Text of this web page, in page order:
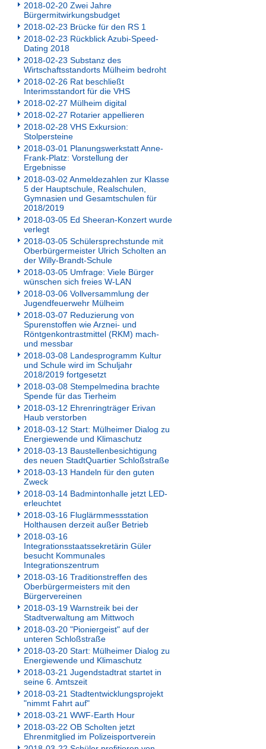
2018-02-20 Zwei Jahre
Bürgermitwirkungsbudget
2018-02-23 Brücke für den RS 1
2018-02-23 Rückblick Azubi-Speed-
Dating 2018
2018-02-23 Substanz des
Wirtschaftsstandorts Mülheim bedroht
2018-02-26 Rat beschließt
Interimsstandort für die VHS
2018-02-27 Mülheim digital
2018-02-27 Rotarier appellieren
2018-02-28 VHS Exkursion:
Stolpersteine
2018-03-01 Planungswerkstatt Anne-
Frank-Platz: Vorstellung der
Ergebnisse
2018-03-02 Anmeldezahlen zur Klasse
5 der Hauptschule, Realschulen,
Gymnasien und Gesamtschulen für
2018/2019
2018-03-05 Ed Sheeran-Konzert wurde
verlegt
2018-03-05 Schülersprechstunde mit
Oberbürgermeister Ulrich Scholten an
der Willy-Brandt-Schule
2018-03-05 Umfrage: Viele Bürger
wünschen sich freies W-LAN
2018-03-06 Vollversammlung der
Jugendfeuerwehr Mülheim
2018-03-07 Reduzierung von
Spurenstoffen wie Arznei- und
Röntgenkontrastmittel (RKM) mach-
und messbar
2018-03-08 Landesprogramm Kultur
und Schule wird im Schuljahr
2018/2019 fortgesetzt
2018-03-08 Stempelmedina brachte
Spende für das Tierheim
2018-03-12 Ehrenringträger Erivan
Haub verstorben
2018-03-12 Start: Mülheimer Dialog zu
Energiewende und Klimaschutz
2018-03-13 Baustellenbesichtigung
des neuen StadtQuartier Schloßstraße
2018-03-13 Handeln für den guten
Zweck
2018-03-14 Badmintonhalle jetzt LED-
erleuchtet
2018-03-16 Fluglärmmessstation
Holthausen derzeit außer Betrieb
2018-03-16
Integrationsstaatssekretärin Güler
besucht Kommunales
Integrationszentrum
2018-03-16 Traditionstreffen des
Oberbürgermeisters mit den
Bürgervereinen
2018-03-19 Warnstreik bei der
Stadtverwaltung am Mittwoch
2018-03-20 "Pioniergeist" auf der
unteren Schloßstraße
2018-03-20 Start: Mülheimer Dialog zu
Energiewende und Klimaschutz
2018-03-21 Jugendstadtrat startet in
seine 6. Amtszeit
2018-03-21 Stadtentwicklungsprojekt
"nimmt Fahrt auf"
2018-03-21 WWF-Earth Hour
2018-03-22 OB Scholten jetzt
Ehrenmitglied im Polizeisportverein